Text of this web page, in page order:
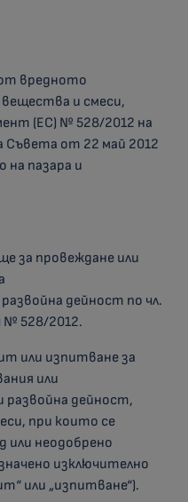
вредното
и смеси,
(ЕС) № 528/2012 на
Съвета от 22 май 2012
пазара и
за провеждане или
дейност по чл.
№ 528/2012.
или изпитване за
или
развойна дейност,
при които се
или неодобрено
изключително
или „изпитване“).